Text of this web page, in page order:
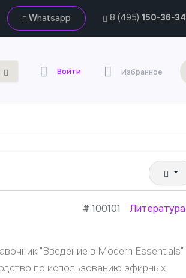
Whatsapp 8 (495) 150-36-34
Войти Избранное
# 100101 Литература
"Введение в Modern Essentials"
по использованию эфирных